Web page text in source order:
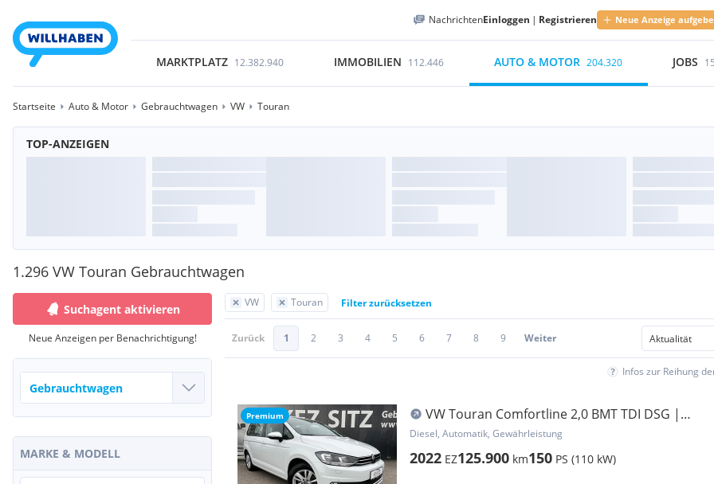
NachrichtenEinloggen | Registrieren Neue Anzeige
MARKTPLATZ 12.382.940 IMMOBILIEN 112.446 AUTO & MOTOR 204.320 JOBS
Startseite Auto & Motor Gebrauchtwagen VW Touran
TOP-ANZEIGEN
1.296 VW Touran Gebrauchtwagen
VW Touran Filter zurücksetzen
Zurück 1 2 3 4 5 6 7 8 9 Weiter
Infos zur Reihung
Premium
VW Touran Comfortline 2,0 BMT TDI DSG |
NAVI PRO
Diesel, Automatik, Gewährleistung
2022 EZ125.900 km150 PS (110 kW)
Suchagent aktivieren
Neue Anzeigen per Benachrichtigung!
MARKE & MODELL